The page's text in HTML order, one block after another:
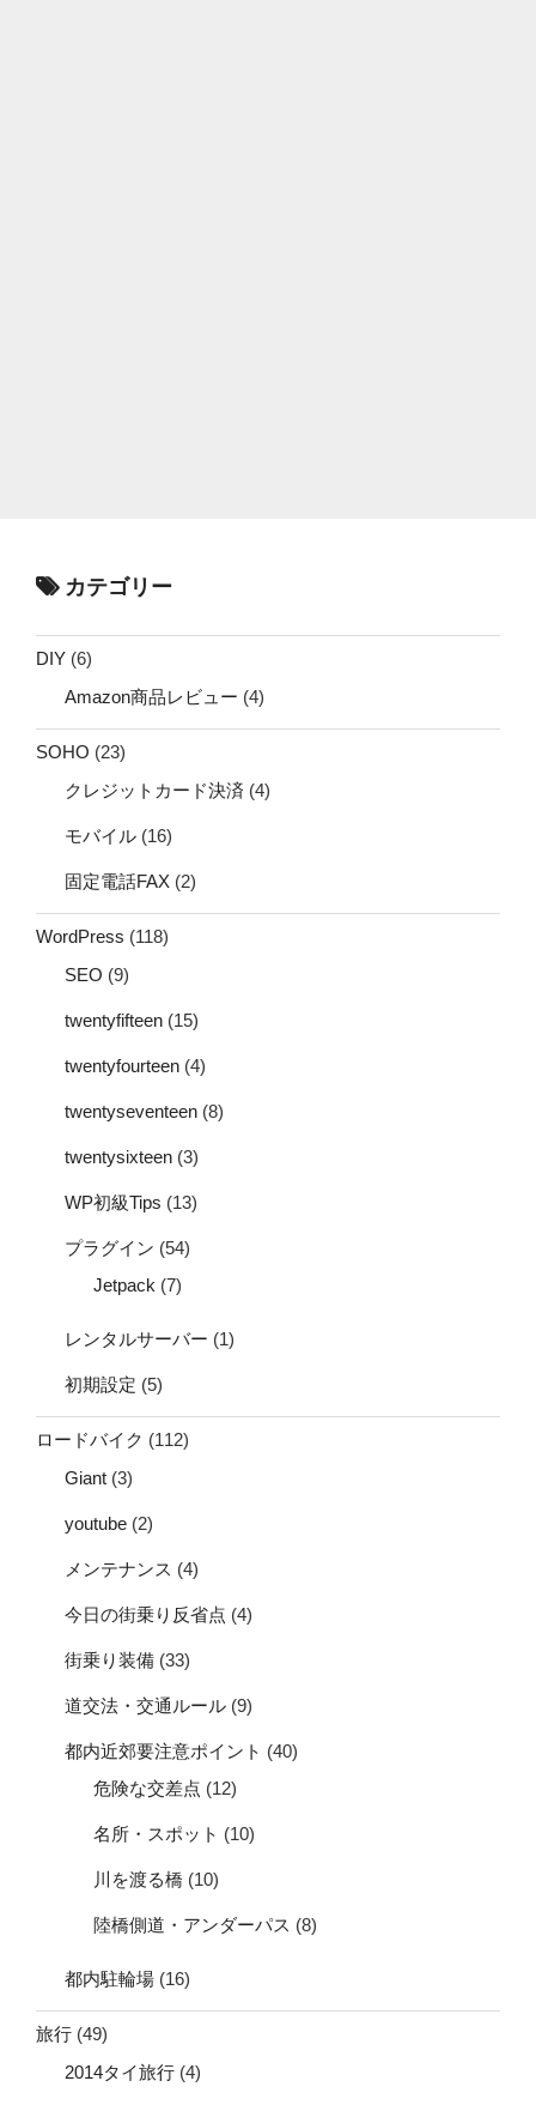
カテゴリー
DIY (6)
Amazon商品レビュー (4)
SOHO (23)
クレジットカード決済 (4)
モバイル (16)
固定電話FAX (2)
WordPress (118)
SEO (9)
twentyfifteen (15)
twentyfourteen (4)
twentyseventeen (8)
twentysixteen (3)
WP初級Tips (13)
プラグイン (54)
Jetpack (7)
レンタルサーバー (1)
初期設定 (5)
ロードバイク (112)
Giant (3)
youtube (2)
メンテナンス (4)
今日の街乗り反省点 (4)
街乗り装備 (33)
道交法・交通ルール (9)
都内近郊要注意ポイント (40)
危険な交差点 (12)
名所・スポット (10)
川を渡る橋 (10)
陸橋側道・アンダーパス (8)
都内駐輪場 (16)
旅行 (49)
2014タイ旅行 (4)